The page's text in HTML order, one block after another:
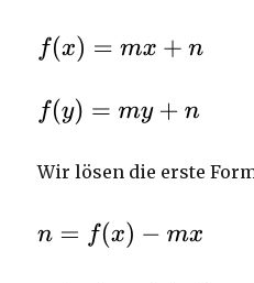
Wir lösen die erste